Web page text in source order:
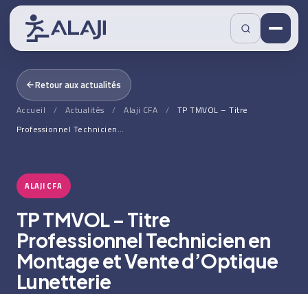
Retour aux actualités
Accueil / Actualités / Alaji CFA /
TP TMVOL – Titre
Professionnel Technicien…
ALAJI CFA
TP TMVOL – Titre
Professionnel Technicien en
Montage et Vente d’Optique
Lunetterie